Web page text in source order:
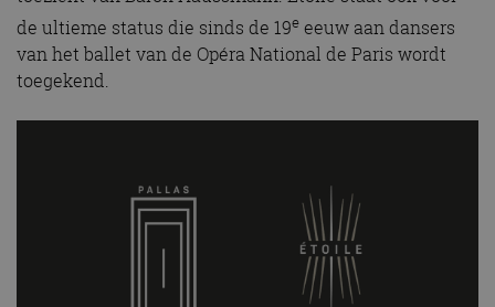
de ultieme status die sinds de 19e eeuw aan dansers
van het ballet van de Opéra National de Paris wordt
toegekend.